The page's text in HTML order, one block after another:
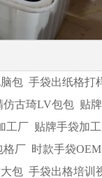
包 手袋出纸格打
仿古琦LV包包 贴
工厂 贴牌手袋加
格厂 时款手袋OEM
包 手袋出格培训